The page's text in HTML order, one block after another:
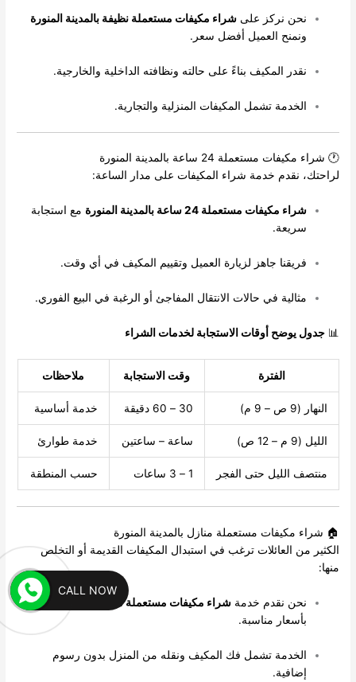
نحن نركز علىشراء مكيفات مستعملة نظيفة بالمدينة المنورة
ونمنح العميل أفضل سعر.
نقدر المكيف بناءً على حالته ونظافته الداخلية والخارجية.
الخدمة تشمل المكيفات المنزلية والتجارية.
🕐 شراء مكيفات مستعملة 24 ساعة بالمدينة المنورة
لراحتك، نقدم خدمة شراء المكيفات على مدار الساعة:
شراء مكيفات مستعملة 24 ساعة بالمدينة المنورة
مع استجابة
سريعة.
فريقنا جاهز لزيارة العميل وتقييم المكيف في أي وقت.
مثالية في حالات الانتقال المفاجئ أو الرغبة في البيع الفوري.
📊جدول يوضح أوقات الاستجابة لخدمات الشراء
الفترة وقت الاستجابة ملاحظات
النهار (9 ص – 9 م) 30 – 60 دقيقة خدمة أساسية
الليل (9 م – 12 ص) ساعة – ساعتين خدمة طوارئ
منتصف الليل حتى الفجر 1 – 3 ساعات حسب المنطقة
🏠 شراء مكيفات مستعملة منازل بالمدينة المنورة
الكثير من العائلات ترغب في استبدال المكيفات القديمة أو التخلص
منها:
نحن نقدم خدمةشراء مكيفات مستعملة منازل بالمدينة المنورة
بأسعار مناسبة.
الخدمة تشمل فك المكيف ونقله من المنزل بدون رسوم
إضافية.
CALL NOW